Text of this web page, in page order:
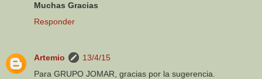
Muchas Gracias
Responder
Artemio
13/4/15
Para GRUPO JOMAR, gracias por la sugerencia.